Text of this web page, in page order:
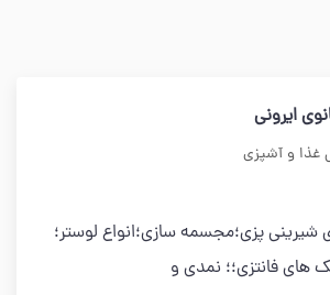
ایرونی
غذا و آشپزی
شیرینی پزی؛مجسمه سازی؛انواع لوستر؛
های فانتزی؛؛ نمدی و